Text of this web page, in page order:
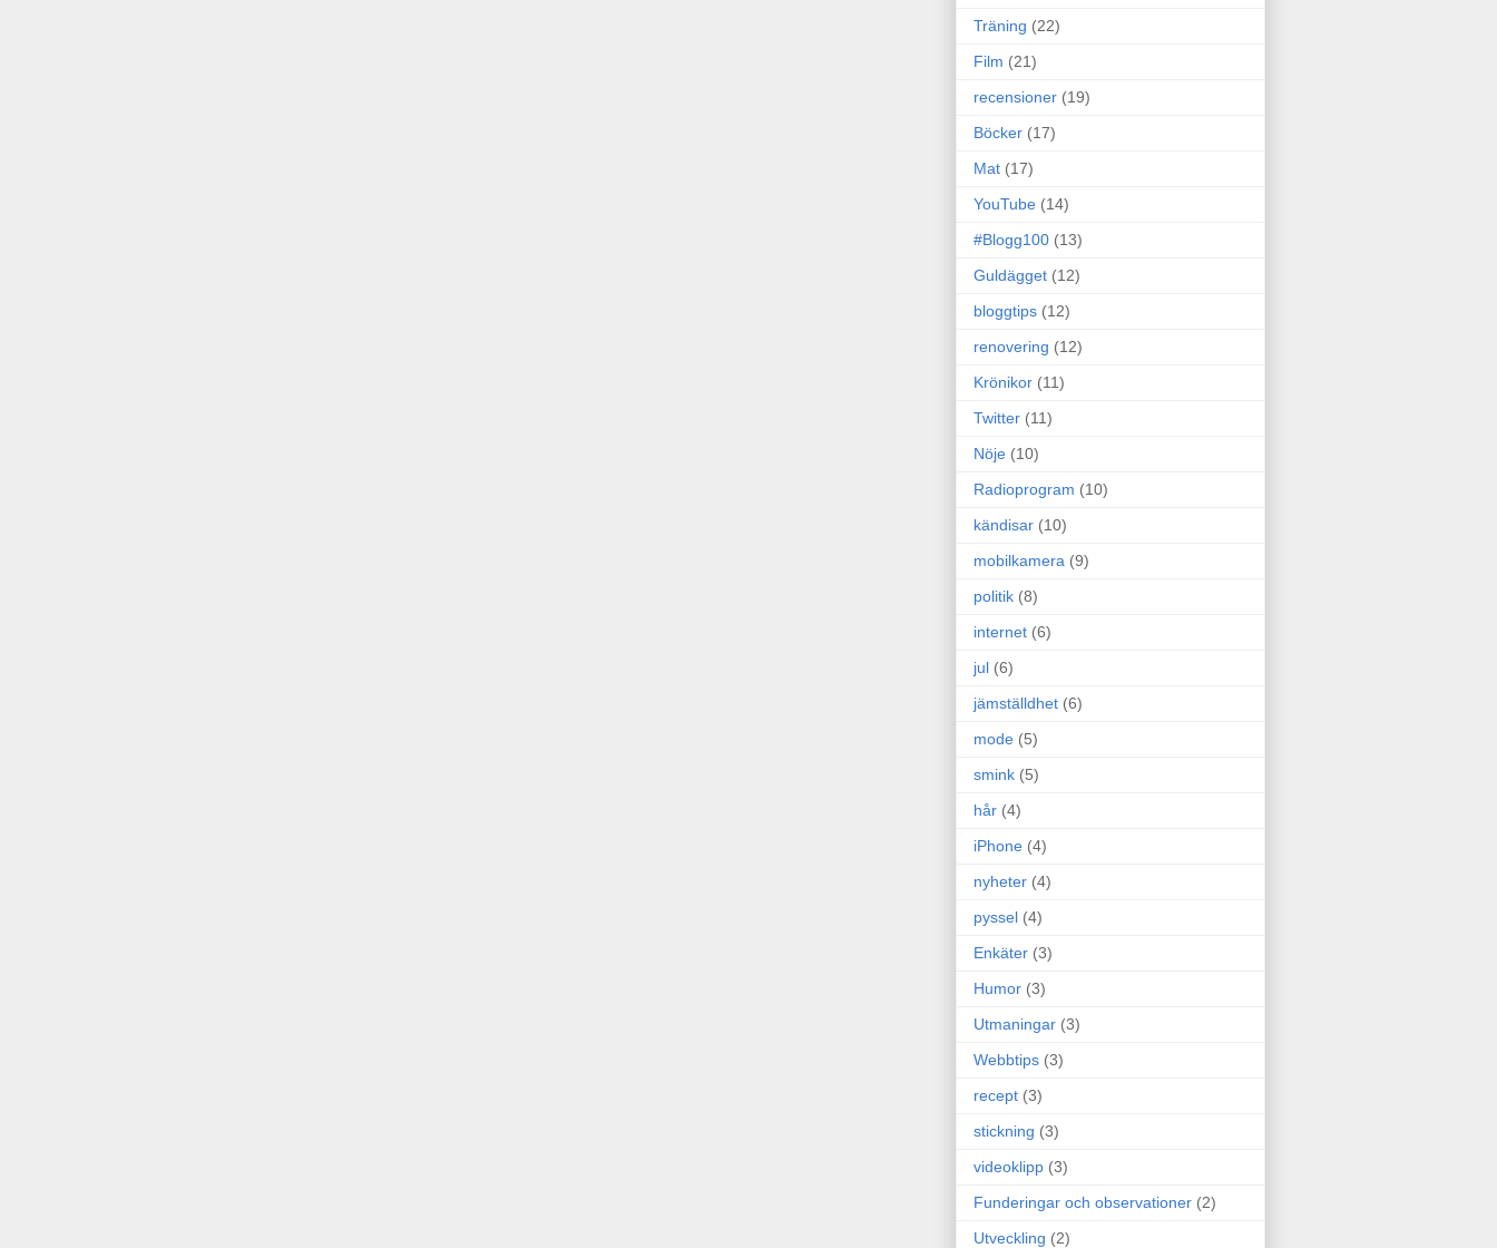
Träning (22)
Film (21)
recensioner (19)
Böcker (17)
Mat (17)
YouTube (14)
#Blogg100 (13)
Guldägget (12)
bloggtips (12)
renovering (12)
Krönikor (11)
Twitter (11)
Nöje (10)
Radioprogram (10)
kändisar (10)
mobilkamera (9)
politik (8)
internet (6)
jul (6)
jämställdhet (6)
mode (5)
smink (5)
hår (4)
iPhone (4)
nyheter (4)
pyssel (4)
Enkäter (3)
Humor (3)
Utmaningar (3)
Webbtips (3)
recept (3)
stickning (3)
videoklipp (3)
Funderingar och observationer (2)
Utveckling (2)